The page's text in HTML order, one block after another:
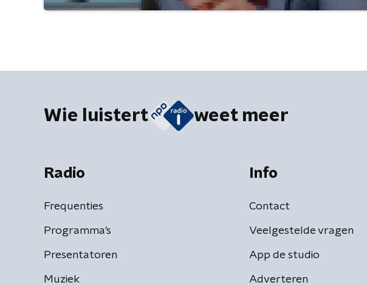
Wie luistert weet meer
Radio
Frequenties
Programma's
Presentatoren
Muziek
Info
Contact
Veelgestelde vragen
App de studio
Adverteren